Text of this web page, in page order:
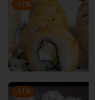
-11 %
-11 %